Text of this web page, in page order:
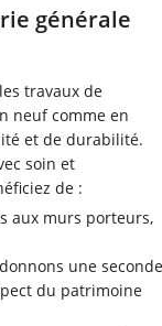
générale
travaux de
neuf comme en
et de durabilité.
soin et
de :
aux murs porteurs,
une seconde
du patrimoine